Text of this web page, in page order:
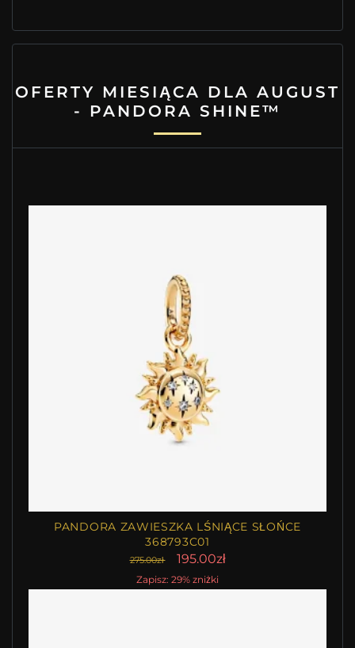
OFERTY MIESIĄCA DLA AUGUST
- PANDORA SHINE™
PANDORA ZAWIESZKA LŚNIĄCE SŁOŃCE
368793C01
275.00zł 195.00zł
Zapisz: 29% zniżki